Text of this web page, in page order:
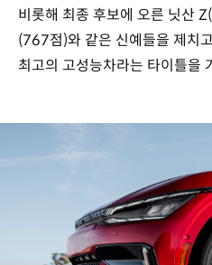
비롯해 최종 후보에 오른 닛산
(767점)와 같은 신예들을 제치
최고의 고성능차라는 타이틀을